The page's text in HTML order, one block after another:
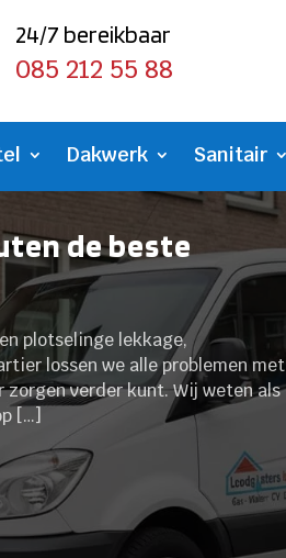
24/7 bereikbaar
085 212 55 88
Dakwerk Sanitair
de beste
plotselinge lekkage,
lossen we alle problemen met
verder kunt. Wij weten als
[…]